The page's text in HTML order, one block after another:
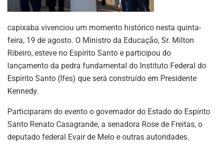
capixaba vivenciou um momento histórico nesta quinta-
feira, 19 de agosto. O Ministro da Educação, Sr. Milton
Ribeiro, esteve no Espírito Santo e participou do
lançamento da pedra fundamental do Instituto Federal do
Espírito Santo (Ifes) que será construído em Presidente
Kennedy.
Participaram do evento o governador do Estado do Espírito
Santo Renato Casagrande, a senadora Rose de Freitas, o
deputado federal Evair de Melo e outras autoridades.